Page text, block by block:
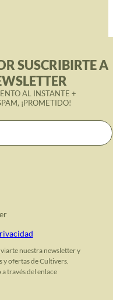
SUSCRIBIRTE A
AL INSTANTE +
¡PROMETIDO!
nuestra newsletter y
y ofertas de Cultivers.
través del enlace